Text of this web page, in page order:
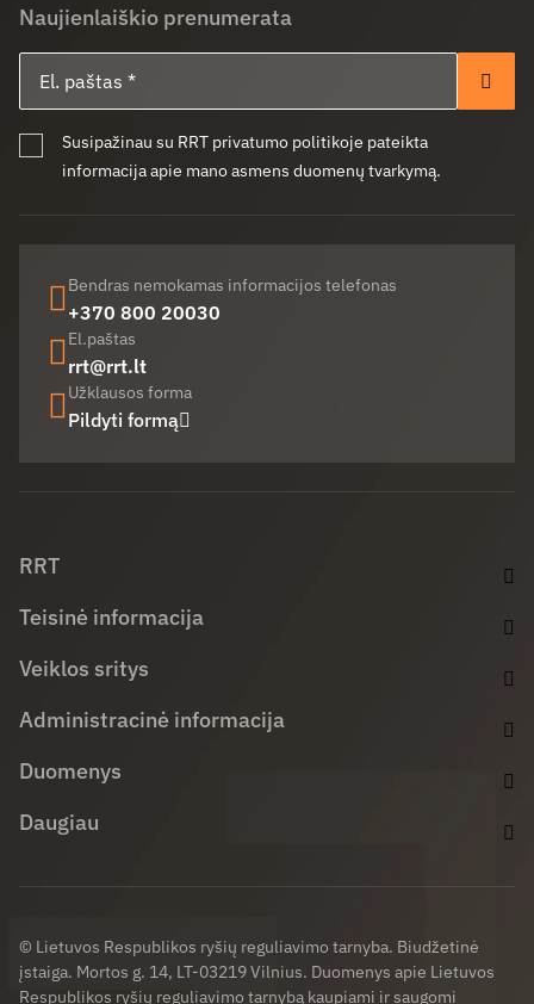
Naujienlaiškio prenumerata
Susipažinau su RRT privatumo politikoje pateikta
informacija apie mano asmens duomenų tvarkymą.
Bendras nemokamas informacijos telefonas
+370 800 20030
El.paštas
rrt@rrt.lt
Užklausos forma
Pildyti formą
RRT
Teisinė informacija
Veiklos sritys
Administracinė informacija
Duomenys
Daugiau
© Lietuvos Respublikos ryšių reguliavimo tarnyba. Biudžetinė
įstaiga. Mortos g. 14, LT-03219 Vilnius. Duomenys apie Lietuvos
Respublikos ryšių reguliavimo tarnybą kaupiami ir saugomi